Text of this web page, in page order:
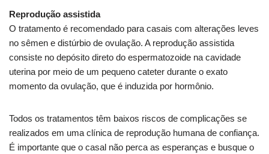
Reprodução assistida
O tratamento é recomendado para casais com alterações leves
no sêmen e distúrbio de ovulação. A reprodução assistida
consiste no depósito direto do espermatozoide na cavidade
uterina por meio de um pequeno cateter durante o exato
momento da ovulação, que é induzida por hormônio.
Todos os tratamentos têm baixos riscos de complicações se
realizados em uma clínica de reprodução humana de confiança.
É importante que o casal não perca as esperanças e busque o